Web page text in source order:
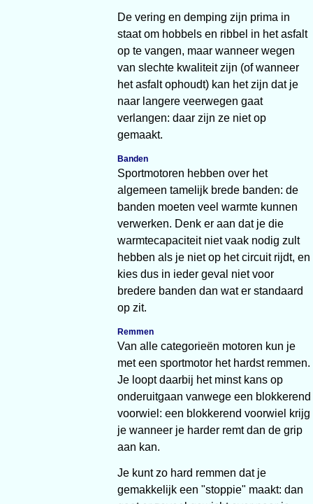
De vering en demping zijn prima in
staat om hobbels en ribbel in het asfalt
op te vangen, maar wanneer wegen
van slechte kwaliteit zijn (of wanneer
het asfalt ophoudt) kan het zijn dat je
naar langere veerwegen gaat
verlangen: daar zijn ze niet op
gemaakt.
Banden
Sportmotoren hebben over het
algemeen tamelijk brede banden: de
banden moeten veel warmte kunnen
verwerken. Denk er aan dat je die
warmtecapaciteit niet vaak nodig zult
hebben als je niet op het circuit rijdt, en
kies dus in ieder geval niet voor
bredere banden dan wat er standaard
op zit.
Remmen
Van alle categorieën motoren kun je
met een sportmotor het hardst remmen.
Je loopt daarbij het minst kans op
onderuitgaan vanwege een blokkerend
voorwiel: een blokkerend voorwiel krijg
je wanneer je harder remt dan de grip
aan kan.
Je kunt zo hard remmen dat je
gemakkelijk een "stoppie" maakt: dan